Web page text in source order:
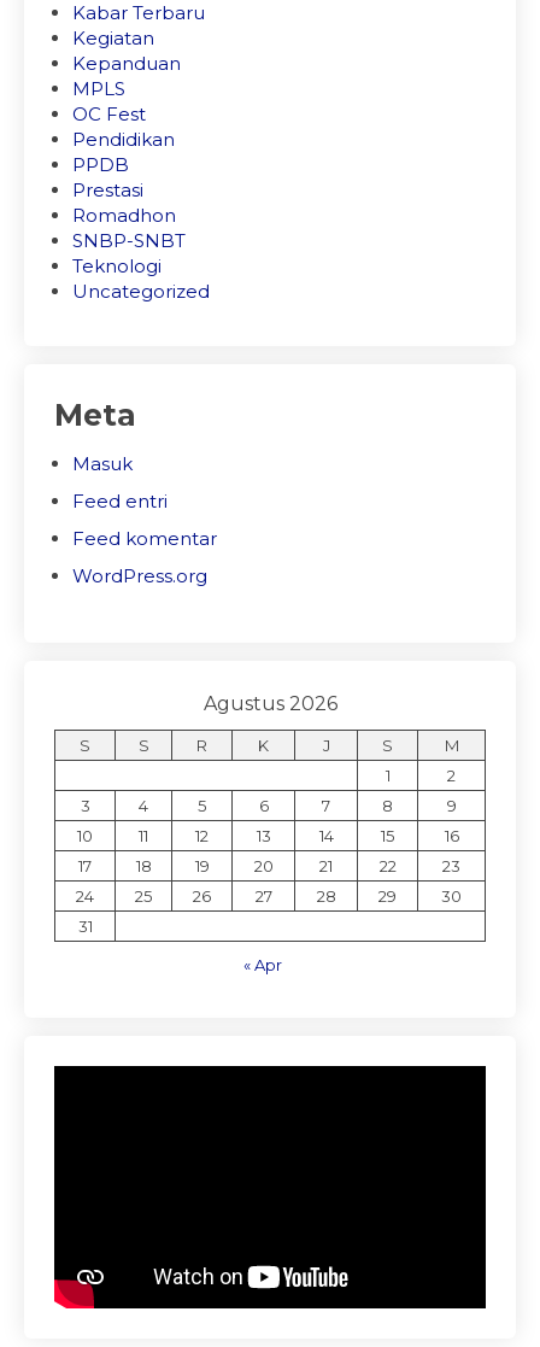
Kabar Terbaru
Kegiatan
Kepanduan
MPLS
OC Fest
Pendidikan
PPDB
Prestasi
Romadhon
SNBP-SNBT
Teknologi
Uncategorized
Meta
Masuk
Feed entri
Feed komentar
WordPress.org
Agustus 2026
S S R K J S
M
1
2
3
4 5 6 7 8
9
10
11 12 13 14 15
16
17
18 19 20 21 22
23
24
25 26 27 28 29
30
31
« Apr